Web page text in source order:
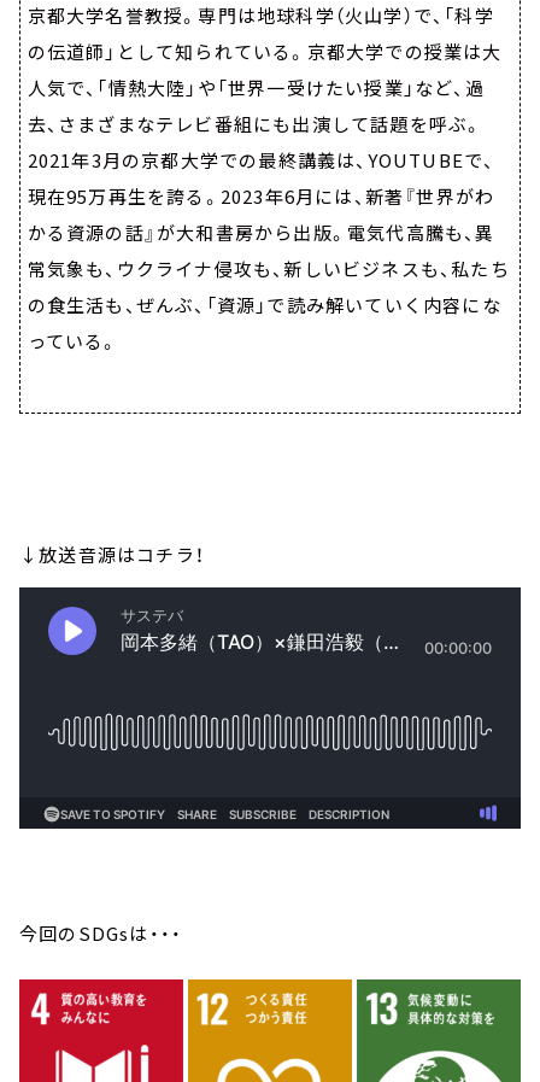
京都大学名誉教授。専門は地球科学（火山学）で、「科学
の伝道師」として知られている。京都大学での授業は大
人気で、「情熱大陸」や「世界一受けたい授業」など、過
去、さまざまなテレビ番組にも出演して話題を呼ぶ。
2021年3月の京都大学での最終講義は、YOUTUBEで、
現在95万再生を誇る。2023年6月には、新著『世界がわ
かる資源の話』が大和書房から出版。電気代高騰も、異
常気象も、ウクライナ侵攻も、新しいビジネスも、私たち
の食生活も、ぜんぶ、「資源」で読み解いていく内容にな
っている。
↓放送音源はコチラ！
今回のSDGsは・・・